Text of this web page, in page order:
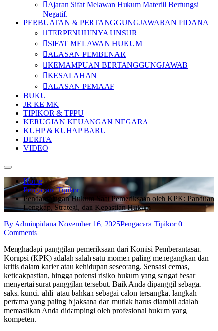
Ajaran Sifat Melawan Hukum Materiil Berfungsi
Negatif.
PERBUATAN & PERTANGGUNGJAWABAN PIDANA
TERPENUHINYA UNSUR
SIFAT MELAWAN HUKUM
ALASAN PEMBENAR
KEMAMPUAN BERTANGGUNGJAWAB
KESALAHAN
ALASAN PEMAAF
BUKU
JR KE MK
TIPIKOR & TPPU
KERUGIAN KEUANGAN NEGARA
KUHP & KUHAP BARU
BERITA
VIDEO
Home
Pengacara Tipikor
Pendampingan Hukum Saat Pemeriksaan oleh KPK: Panduan
Lengkap, Strategi, dan Kepastian Hukum
By Adminpidana November 16, 2025Pengacara Tipikor 0
Comments
Menghadapi panggilan pemeriksaan dari Komisi Pemberantasan
Korupsi (KPK) adalah salah satu momen paling menegangkan dan
kritis dalam karier atau kehidupan seseorang. Sensasi cemas,
ketidakpastian, hingga potensi risiko hukum yang sangat besar
menyertai surat panggilan tersebut. Baik Anda dipanggil sebagai
saksi kunci, ahli, atau bahkan sebagai calon tersangka, langkah
pertama yang paling bijaksana dan mutlak harus diambil adalah
memastikan Anda didampingi oleh profesional hukum yang
kompeten.